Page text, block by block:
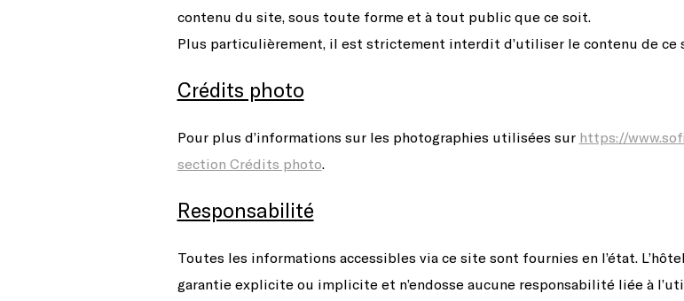
contenu du site, sous toute forme et à tout public que ce soit.
Plus particulièrement, il est strictement interdit d’utiliser le contenu de ce
Crédits photo
Pour plus d’informations sur les photographies utilisées sur https://
section Crédits photo.
Responsabilité
Toutes les informations accessibles via ce site sont fournies en l’état.
garantie explicite ou implicite et n’endosse aucune responsabilité liée à